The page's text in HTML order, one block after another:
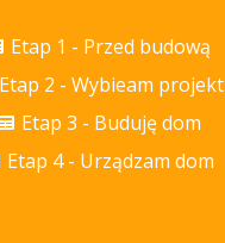
Etap 1 - Przed budową
Etap 2 - Wybieam projekt
Etap 3 - Buduję dom
Etap 4 - Urządzam dom